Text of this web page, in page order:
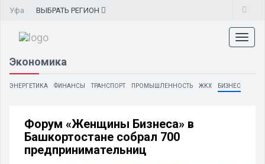
Уфа ВЫБРАТЬ РЕГИОН
Экономика
ЭНЕРГЕТИКА ФИНАНСЫ ТРАНСПОРТ ПРОМЫШЛЕННОСТЬ ЖКХ БИЗНЕС
Форум «Женщины Бизнеса» в
Башкортостане собрал 700
предпринимательниц